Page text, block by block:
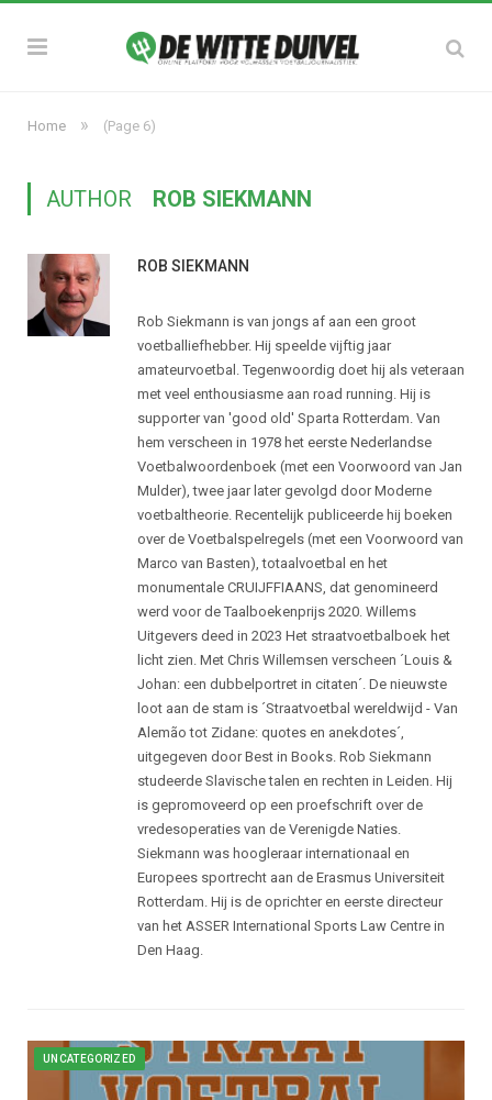
Home » (Page 6)
AUTHOR ROB SIEKMANN
ROB SIEKMANN
Rob Siekmann is van jongs af aan een groot
voetballiefhebber. Hij speelde vijftig jaar
amateurvoetbal. Tegenwoordig doet hij als veteraan
met veel enthousiasme aan road running. Hij is
supporter van 'good old' Sparta Rotterdam. Van
hem verscheen in 1978 het eerste Nederlandse
Voetbalwoordenboek (met een Voorwoord van Jan
Mulder), twee jaar later gevolgd door Moderne
voetbaltheorie. Recentelijk publiceerde hij boeken
over de Voetbalspelregels (met een Voorwoord van
Marco van Basten), totaalvoetbal en het
monumentale CRUIJFFIAANS, dat genomineerd
werd voor de Taalboekenprijs 2020. Willems
Uitgevers deed in 2023 Het straatvoetbalboek het
licht zien. Met Chris Willemsen verscheen ´Louis &
Johan: een dubbelportret in citaten´. De nieuwste
loot aan de stam is ´Straatvoetbal wereldwijd - Van
Alemão tot Zidane: quotes en anekdotes´,
uitgegeven door Best in Books. Rob Siekmann
studeerde Slavische talen en rechten in Leiden. Hij
is gepromoveerd op een proefschrift over de
vredesoperaties van de Verenigde Naties.
Siekmann was hoogleraar internationaal en
Europees sportrecht aan de Erasmus Universiteit
Rotterdam. Hij is de oprichter en eerste directeur
van het ASSER International Sports Law Centre in
Den Haag.
UNCATEGORIZED